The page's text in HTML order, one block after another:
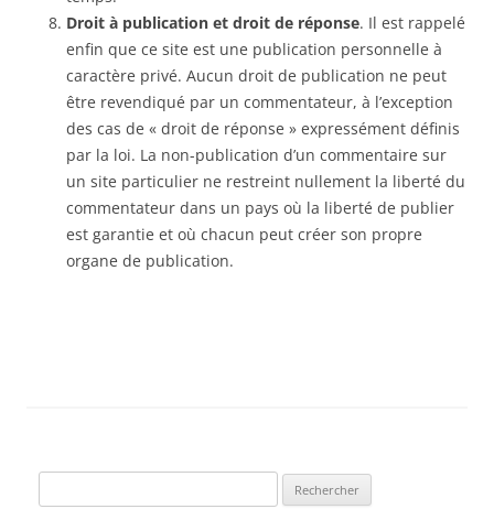
Droit à publication et droit de réponse. Il est rappelé
enfin que ce site est une publication personnelle à
caractère privé. Aucun droit de publication ne peut
être revendiqué par un commentateur, à l’exception
des cas de « droit de réponse » expressément définis
par la loi. La non-publication d’un commentaire sur
un site particulier ne restreint nullement la liberté du
commentateur dans un pays où la liberté de publier
est garantie et où chacun peut créer son propre
organe de publication.